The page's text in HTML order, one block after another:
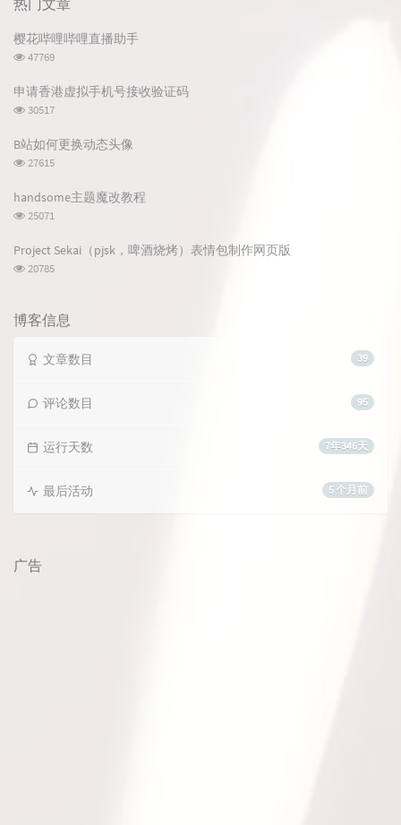
文
章
热门文章
樱花哔哩哔哩直播助手
浏
次
数:
47769
申请香港虚拟手机号接收验证码
浏
次
数:
30517
B站如何更换动态头像
浏
次
数:
27615
handsome主题魔改教程
浏
次
数:
25071
Project Sekai（pjsk，啤酒烧烤）表情包制作网页版
浏
数:
20785
博客信息
39
文章数目
95
评论数目
7年346天
运行天数
5 个月前
最后活动
广告